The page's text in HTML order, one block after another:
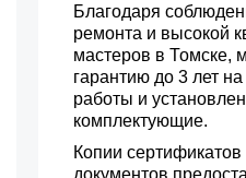
Благодаря
ремонта и высокой
мастеров в Томске,
гарантию до 3 лет
работы и
комплектующие.
Копии